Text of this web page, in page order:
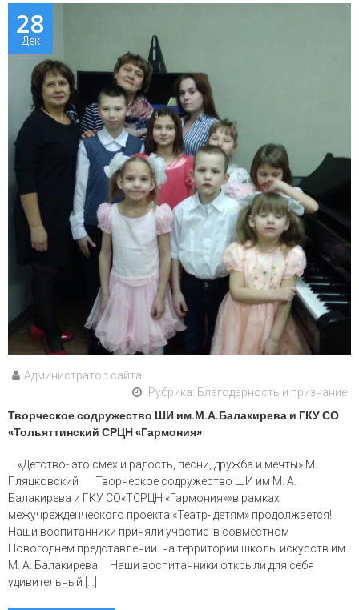
по
28
Дек
Администратор сайта
Рубрика: Благодарность и признание
Творческое содружество ШИ им.М.А.Балакирева и ГКУ СО
«Тольяттинский СРЦН «Гармония»
«Детство- это смех и радость, песни, дружба и мечты» М.
Пляцковский Творческое содружество ШИ им М. А.
Балакирева и ГКУ СО«ТСРЦН «Гармония»»в рамках
межучрежденческого проекта «Театр- детям» продолжается!
Наши воспитанники приняли участие в совместном
Новогоднем представлении на территории школы искусств им.
М. А. Балакирева Наши воспитанники открыли для себя
удивительный […]